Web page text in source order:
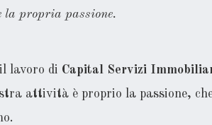
la propria passione.
lavoro di Capital Servizi
attività è proprio la passione,